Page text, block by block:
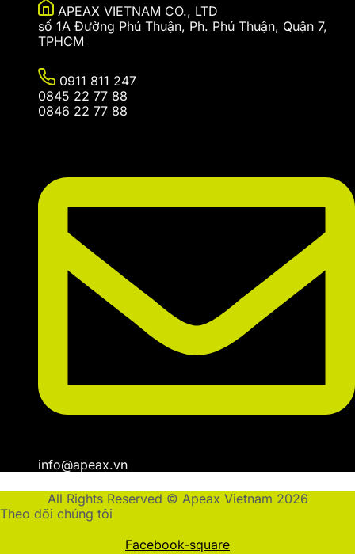
APEAX VIETNAM CO., LTD
số 1A Đường Phú Thuận, Ph. Phú Thuận, Quận 7,
TPHCM
0911 811 247
0845 22 77 88
0846 22 77 88
info@apeax.vn
All Rights Reserved © Apeax Vietnam 2026
Theo dõi chúng tôi
Facebook-square